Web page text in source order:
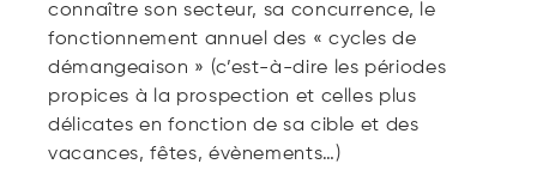
connaître son secteur, sa concurrence, le
fonctionnement annuel des « cycles de
démangeaison » (c’est-à-dire les périodes
propices à la prospection et celles plus
délicates en fonction de sa cible et des
vacances, fêtes, évènements…)